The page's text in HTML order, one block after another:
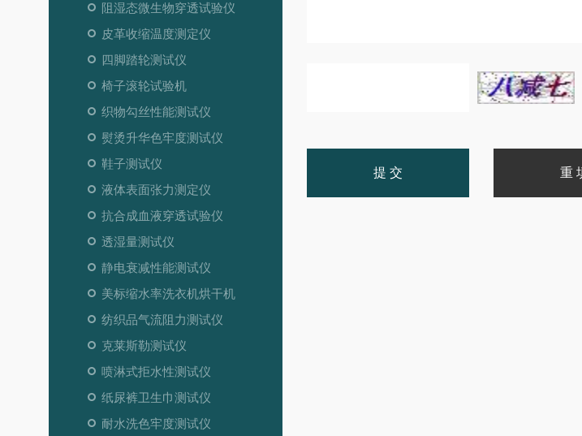
阻湿态微生物穿透试验仪
皮革收缩温度测定仪
四脚踏轮测试仪
椅子滚轮试验机
织物勾丝性能测试仪
熨烫升华色牢度测试仪
鞋子测试仪
液体表面张力测定仪
抗合成血液穿透试验仪
透湿量测试仪
静电衰减性能测试仪
美标缩水率洗衣机烘干机
纺织品气流阻力测试仪
克莱斯勒测试仪
喷淋式拒水性测试仪
纸尿裤卫生巾测试仪
耐水洗色牢度测试仪